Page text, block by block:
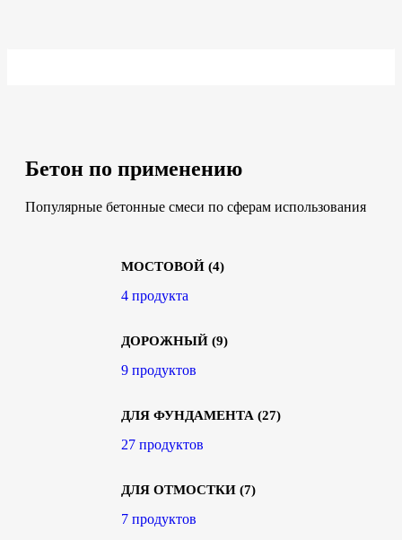
Бетон по применению
Популярные бетонные смеси по сферам использования
МОСТОВОЙ (4)
4 продукта
ДОРОЖНЫЙ (9)
9 продуктов
ДЛЯ ФУНДАМЕНТА (27)
27 продуктов
ДЛЯ ОТМОСТКИ (7)
7 продуктов